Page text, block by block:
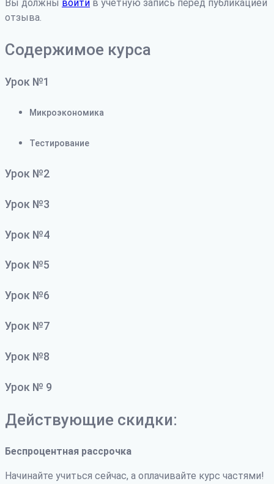
Вы должны войти в учетную запись перед публикацией
отзыва.
Содержимое курса
Урок №1
Микроэкономика
Тестирование
Урок №2
Урок №3
Урок №4
Урок №5
Урок №6
Урок №7
Урок №8
Урок № 9
Действующие скидки:
Беспроцентная рассрочка
Начинайте учиться сейчас, а оплачивайте курс частями!